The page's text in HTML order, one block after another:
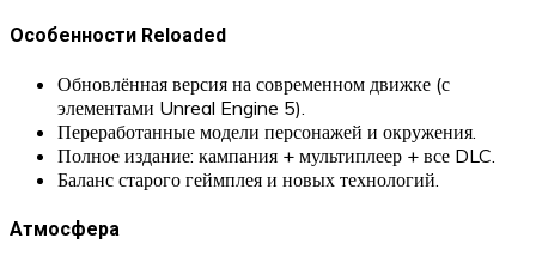
Особенности Reloaded
Обновлённая версия на современном движке (с
элементами Unreal Engine 5).
Переработанные модели персонажей и окружения.
Полное издание: кампания + мультиплеер + все DLC.
Баланс старого геймплея и новых технологий.
Атмосфера